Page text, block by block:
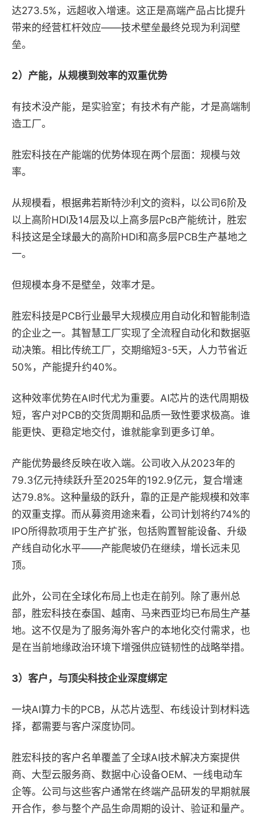
达273.5%，远超收入增速。这正是高端产品占比提升
带来的经营杠杆效应——技术壁垒最终兑现为利润壁
垒。
2） 产能， 从规模到效率的双重优势
有技术没产能，是实验室；有技术有产能，才是高端制
造工厂。
胜宏科技在产能端的优势体现在两个层面：规模与效
率。
从规模看，根据弗若斯特沙利文的资料，以公司6阶及
以上高阶HDI及14层及以上高多层PcB产能统计，胜宏
科技这是全球最大的高阶HDI和高多层PCB生产基地之
一。
但规模本身不是壁垒，效率才是。
胜宏科技是PCB行业最早大规模应用自动化和智能制造
的企业之一。其智慧工厂实现了全流程自动化和数据驱
动决策。相比传统工厂，交期缩短3-5天，人力节省近
50%，产能提升约40%。
这种效率优势在AI时代尤为重要。AI芯片的迭代周期极
短，客户对PCB的交货周期和品质一致性要求极高。谁
能更快、更稳定地交付，谁就能拿到更多订单。
产能优势最终反映在收入端。公司收入从2023年的
79.3亿元持续跃升至2025年的192.9亿元，复合增速
达79.8%。这种量级的跃升，靠的正是产能规模和效率
的双重支撑。而从募资用途来看，公司计划将约74%的
IPO所得款项用于生产扩张，包括购置智能设备、升级
产线自动化水平——产能爬坡仍在继续，增长远未见
顶。
此外，公司在全球化布局上也走在前列。除了惠州总
部，胜宏科技在泰国、越南、马来西亚均已布局生产基
地。这不仅是为了服务海外客户的本地化交付需求，也
是在当前地缘政治环境下增强供应链韧性的战略举措。
3） 客户 ， 与顶尖科技企业深度绑定
一块AI算力卡的PCB，从芯片选型、布线设计到材料选
择，都需要与客户深度协同。
胜宏科技的客户名单覆盖了全球AI技术解决方案提供
商、大型云服务商、数据中心设备OEM、一线电动车
企等。公司与这些客户通常在终端产品研发的早期就展
开合作，参与整个产品生命周期的设计、验证和量产。